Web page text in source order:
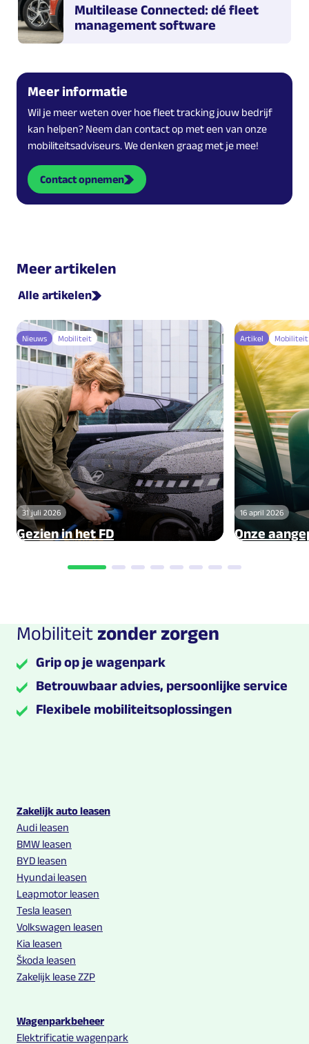
Multilease Connected: dé fleet
management software
Meer informatie
Wil je meer weten over hoe fleet tracking jouw bedrijf
kan helpen? Neem dan contact op met een van onze
mobiliteitsadviseurs. We denken graag met je mee!
Contact opnemen
Meer artikelen
Alle artikelen
Gezien in het FD
31 juli 2026
Nieuws Mobiliteit
Onze
16 april 2026
Artikel Mobiliteit
Mobiliteit zonder zorgen
Grip op je wagenpark
Betrouwbaar advies, persoonlijke service
Flexibele mobiliteitsoplossingen
Multilease links en contact informatie
Zakelijk auto leasen
Audi leasen
BMW leasen
BYD leasen
Hyundai leasen
Leapmotor leasen
Tesla leasen
Volkswagen leasen
Kia leasen
Škoda leasen
Zakelijk lease ZZP
Wagenparkbeheer
Elektrificatie wagenpark